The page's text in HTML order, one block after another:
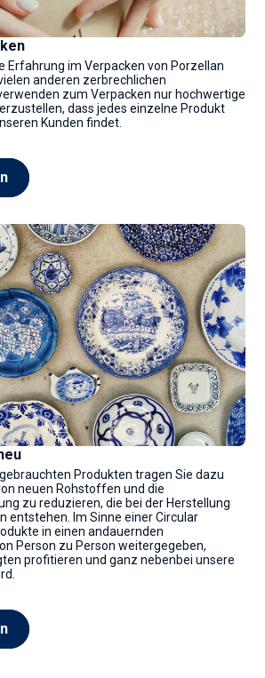
Erfahrung im Verpacken von Porzellan
anderen zerbrechlichen
zum Verpacken nur hochwertige
dass jedes einzelne Produkt
Kunden findet.
Produkten tragen Sie dazu
neuen Rohstoffen und die
zu reduzieren, die bei der Herstellung
entstehen. Im Sinne einer Circular
in einen andauernden
Person zu Person weitergegeben,
profitieren und ganz nebenbei unsere